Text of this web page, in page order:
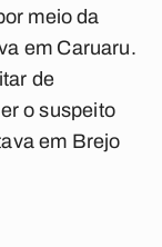
meio da
em Caruaru.
de
o suspeito
em Brejo